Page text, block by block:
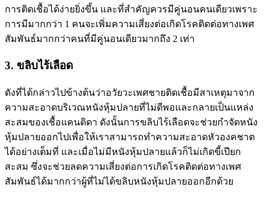
การติดเชื้อได้ง่ายยิ่งขึ้น และที่สำคัญควรมีคู่นอนคนเดียวเพราะ
การมีมากกว่า 1 คนจะเพิ่มความเสี่ยงต่อเกิดโรคติดต่อทางเพศ
สัมพันธ์มากกว่าคนที่มีคู่นอนเดียวมากถึง 2 เท่า
3. ขลิบไร้เลือด
ดังที่ได้กล่าวไปข้างต้นว่าอวัยวะเพศชายติดเชื้อมีสาเหตุมาจาก
ความสะอาดบริเวณหนังหุ้มปลายที่ไม่ดีพอและกลายเป็นแหล่ง
สะสมของเชื้อแคนดิดา ดังนั้นการขลิบไร้เลือดจะช่วยกำจัดหนัง
หุ้มปลายออกไปเพื่อให้เราสามารถทำความสะอาดหัวองคชาต
ได้อย่างเต็มที่ และเมื่อไม่มีหนังหุ้มปลายแล้วก็ไม่เกิดขี้เปียก
สะสม ซึ่งจะช่วยลดความเสี่ยงต่อการเกิดโรคติดต่อทางเพศ
สัมพันธ์ได้มากกว่าผู้ที่ไม่ได้ขลิบหนังหุ้มปลายออกอีกด้วย